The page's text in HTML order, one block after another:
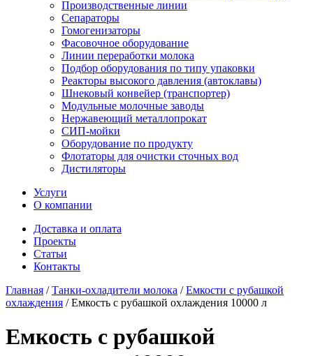
Производственные линии
Сепараторы
Гомогенизаторы
Фасовочное оборудование
Линии переработки молока
Подбор оборудования по типу упаковки
Реакторы высокого давления (автоклавы)
Шнековый конвейер (транспортер)
Модульные молочные заводы
Нержавеющий металлопрокат
СИП-мойки
Оборудование по продукту
Флотаторы для очистки сточных вод
Дистиляторы
Услуги
О компании
Доставка и оплата
Проекты
Статьи
Контакты
Главная /Танки-охладители молока /Емкости с рубашкой
охлаждения /Емкость с рубашкой охлаждения 10000 л
Емкость с рубашкой